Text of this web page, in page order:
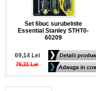
Set 6buc surubelnite
Essential Stanley STHT0-
60209
69,14 Lei
79,31 Lei